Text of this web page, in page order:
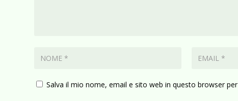
Salva il mio nome, email e sito web in questo browser